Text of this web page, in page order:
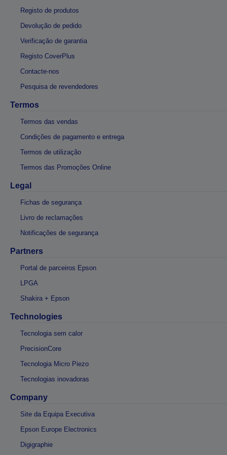
Registo de produtos
Devolução de pedido
Verificação de garantia
Registo CoverPlus
Contacte-nos
Pesquisa de revendedores
Termos
Termos das vendas
Condições de pagamento e entrega
Termos de utilização
Termos das Promoções Online
Legal
Fichas de segurança
Livro de reclamações
Notificações de segurança
Partners
Portal de parceiros Epson
LPGA
Shakira + Epson
Technologies
Tecnologia sem calor
PrecisionCore
Tecnologia Micro Piezo
Tecnologias inovadoras
Company
Site da Equipa Executiva
Epson Europe Electronics
Digigraphie